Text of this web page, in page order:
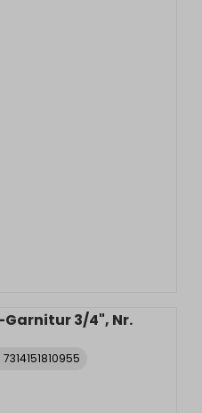
3/4", Nr.
7314151810955